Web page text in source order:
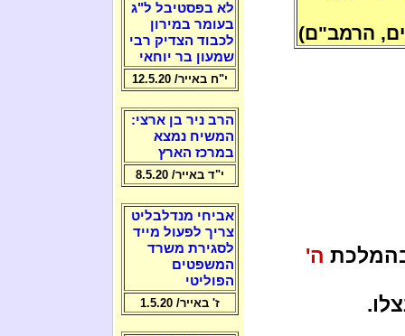
הרמב"ם)
ה'
לא בפסטיבל ל"ג
בעומר במירון
לכבוד הצדיק רבי
שמעון בר יוחאי
י"ח באייר/ 12.5.20
הרב ניר בן ארצי:
המשיח נמצא
במרכז הארץ
י"ד באייר/ 8.5.20
אביחי מנדלבליט
צריך לפעול מייד
לסגירת משרד
המשפטים
הפוליטי
ז' באייר/ 1.5.20